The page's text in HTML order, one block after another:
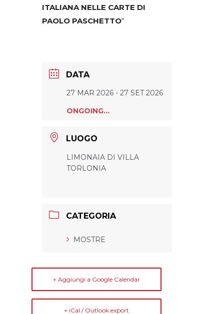
ITALIANA NELLE CARTE DI
PAOLO PASCHETTO“
DATA
27 MAR 2026 - 27 SET 2026
ONGOING...
LUOGO
LIMONAIA DI VILLA
TORLONIA
CATEGORIA
MOSTRE
+ Aggiungi a Google Calendar
+ iCal / Outlook export